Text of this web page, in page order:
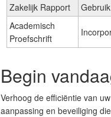
Zakelijk Rapport
Academisch
Proefschrift
Begin
Verhoog de efficiëntie van
aanpassing en beveiliging